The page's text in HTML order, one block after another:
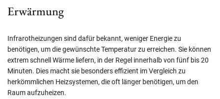
Erwärmung
Infrarotheizungen sind dafür bekannt, weniger Energie zu
benötigen, um die gewünschte Temperatur zu erreichen. Sie können
extrem schnell Wärme liefern, in der Regel innerhalb von fünf bis 20
Minuten. Dies macht sie besonders effizient im Vergleich zu
herkömmlichen Heizsystemen, die oft länger benötigen, um den
Raum aufzuheizen.